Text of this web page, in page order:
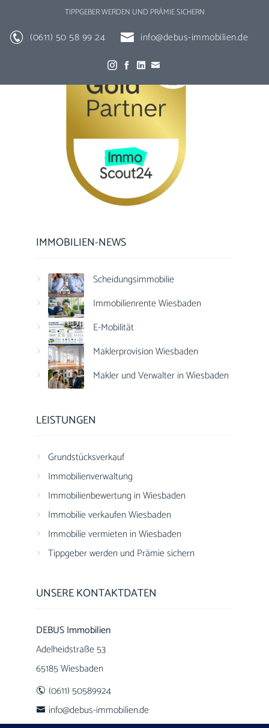
TIPPGEBER WERDEN UND PRÄMIE SICHERN
(0611) 50 58 99 24 info@debus-immobilien.de
IMMOBILIEN-NEWS
Scheidungsimmobilie
Immobilienrente Wiesbaden
E-Mobilität
Maklerprovision Wiesbaden
Makler und Verwalter in Wiesbaden
LEISTUNGEN
Grundstücksverkauf
Immobilienverwaltung
Immobilienbewertung in Wiesbaden
Immobilie verkaufen Wiesbaden
Immobilie vermieten in Wiesbaden
Tippgeber werden und Prämie sichern
UNSERE KONTAKTDATEN
DEBUS Immobilien
Adelheidstraße 53
65185 Wiesbaden
(0611) 50589924
info@debus-immobilien.de